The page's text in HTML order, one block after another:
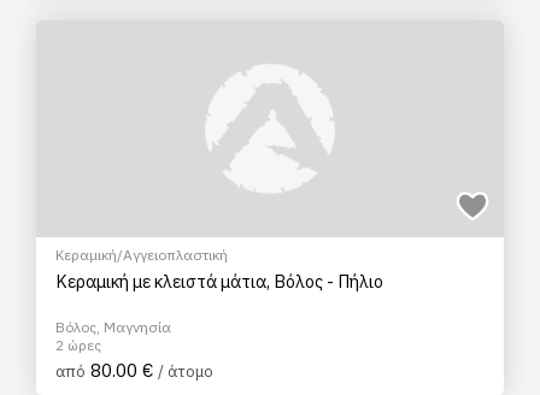
Κεραμική/Αγγειοπλαστική
Κεραμική με κλειστά μάτια, Βόλος - Πήλιο
Βόλος, Μαγνησία
2 ώρες
από 80.00 € / άτομο